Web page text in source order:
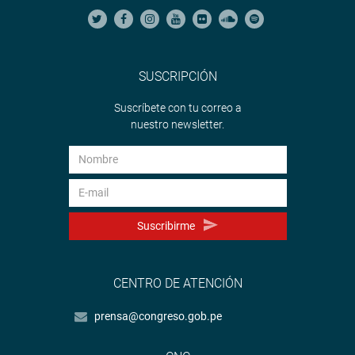
SUSCRIPCIÓN
Suscríbete con tu correo a
nuestro newsletter.
Suscribirme
CENTRO DE ATENCIÓN
prensa@congreso.gob.pe